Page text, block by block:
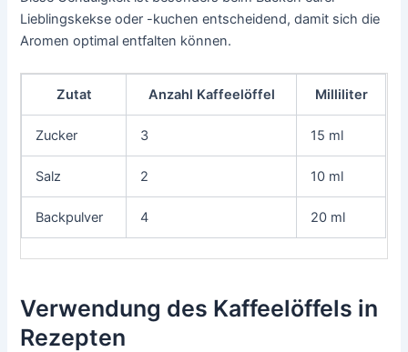
Lieblingskekse oder -kuchen entscheidend, damit sich die
Aromen optimal entfalten können.
Zutat Anzahl Kaffeelöffel Milliliter
Zucker 3 15 ml
Salz 2 10 ml
Backpulver 4 20 ml
Verwendung des Kaffeelöffels in
Rezepten